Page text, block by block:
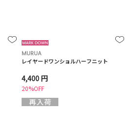
MURUA
レイヤードワンショルハーフニット
4,400 円
20%OFF